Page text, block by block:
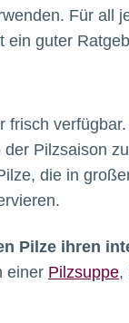
Für all
ein guter
frisch
Pilzsaison
die in
Pilze ihren
einer Pilzsuppe,